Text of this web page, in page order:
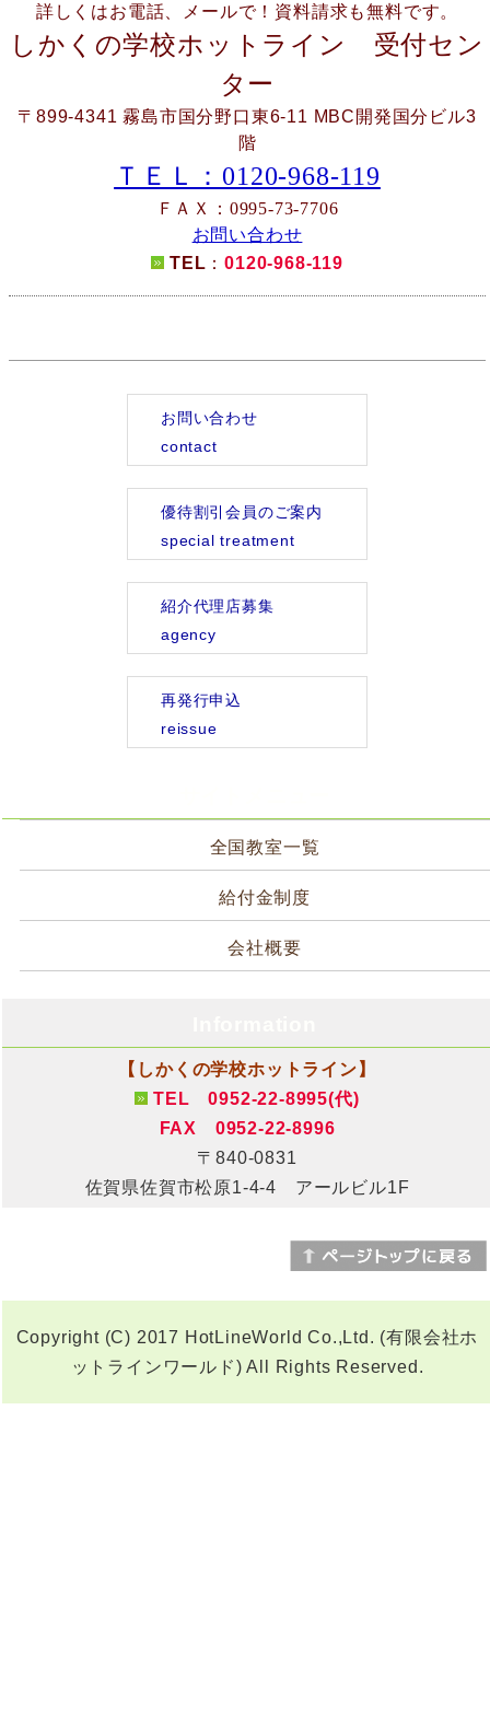
詳しくはお電話、メールで！資料請求も無料です。
しかくの学校ホットライン 受付セン
ター
〒899-4341 霧島市国分野口東6-11 MBC開発国分ビル3
階
ＴＥＬ：0120-968-119
ＦＡＸ：0995-73-7706
お問い合わせ
TEL ：0120-968-119
お問い合わせ
contact
優待割引会員のご案内
special treatment
紹介代理店募集
agency
再発行申込
reissue
全国教室一覧
給付金制度
会社概要
【しかくの学校ホットライン】
TEL 0952-22-8995(代)
FAX 0952-22-8996
〒840-0831
佐賀県佐賀市松原1-4-4 アールビル1F
Copyright (C) 2017 HotLineWorld Co.,Ltd. (有限会社ホ
ットラインワールド) All Rights Reserved.